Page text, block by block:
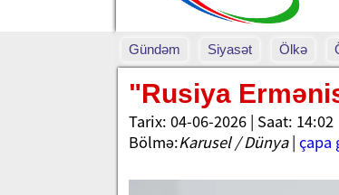
Gündəm Siyasət Ölkə
"Rusiya
Tarix: 04-06-2026 | Saat: 14:02
Bölmə:Karusel / Dünya| çapa